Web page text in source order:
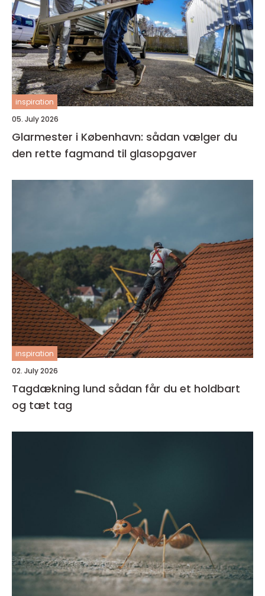
inspiration
05. July 2026
Glarmester i København: sådan vælger du
den rette fagmand til glasopgaver
inspiration
02. July 2026
Tagdækning lund sådan får du et holdbart
og tæt tag